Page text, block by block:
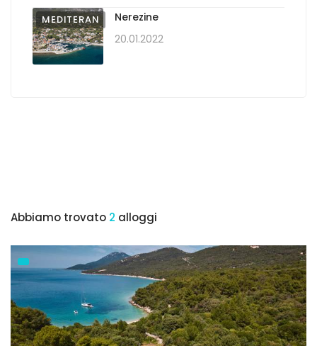
MEDITERAN
Nerezine
20.01.2022
Abbiamo trovato 2 alloggi